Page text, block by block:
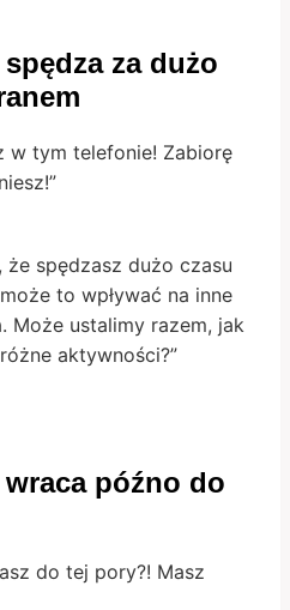
za dużo
w tym telefonie! Zabiorę
że spędzasz dużo czasu
to wpływać na inne
Może ustalimy razem, jak
aktywności?”
późno do
do tej pory?! Masz